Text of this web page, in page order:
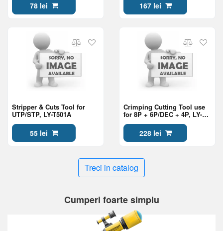
78 lei 167 lei
Stripper & Cuts Tool for
UTP/STP, LY-T501A
55 lei
Crimping Cutting Tool use
for 8P + 6P/DEC + 4P, LY-
T2008R
228 lei
Treci in catalog
Cumperi foarte simplu